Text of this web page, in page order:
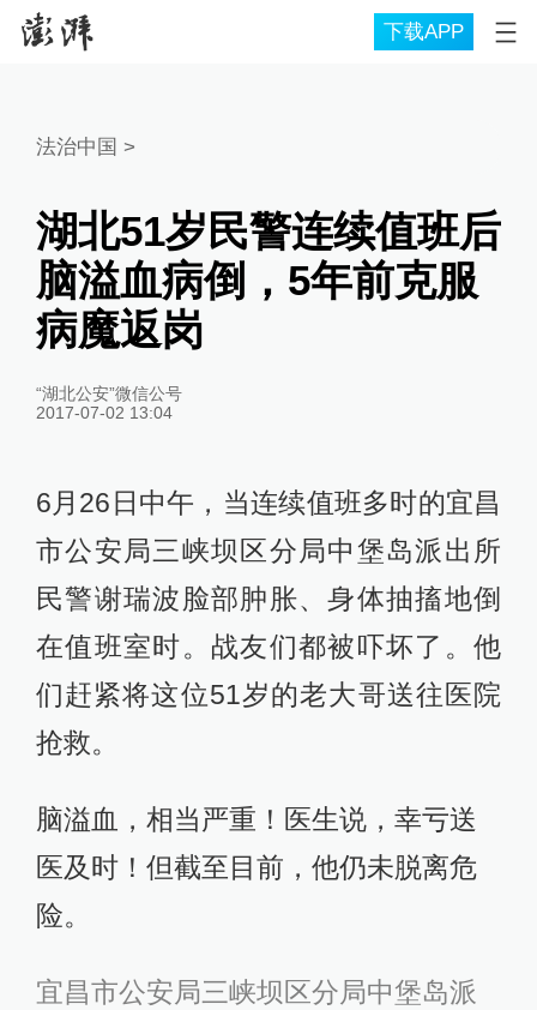
下载APP
法治中国 >
湖北51岁民警连续值班后
脑溢血病倒，5年前克服
病魔返岗
“湖北公安”微信公号
2017-07-02 13:04
6月26日中午，当连续值班多时的宜昌
市公安局三峡坝区分局中堡岛派出所
民警谢瑞波脸部肿胀、身体抽搐地倒
在值班室时。战友们都被吓坏了。他
们赶紧将这位51岁的老大哥送往医院
抢救。
脑溢血，相当严重！医生说，幸亏送
医及时！但截至目前，他仍未脱离危
险。
宜昌市公安局三峡坝区分局中堡岛派